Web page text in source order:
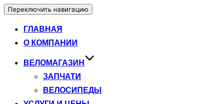
Переключить навигацию
ГЛАВНАЯ
О КОМПАНИИ
ВЕЛОМАГАЗИН
ЗАПЧАТИ
ВЕЛОСИПЕДЫ